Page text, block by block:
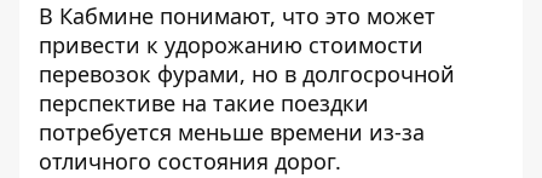
В Кабмине понимают, что это может
привести к удорожанию стоимости
перевозок фурами, но в долгосрочной
перспективе на такие поездки
потребуется меньше времени из-за
отличного состояния дорог.